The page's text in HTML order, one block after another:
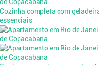
Cozinha completa com
essenciais